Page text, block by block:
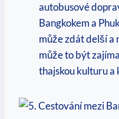
⁣autobusové
Bangkokem a
může zdát delší​ a
může to ⁣být
thajskou kulturu a